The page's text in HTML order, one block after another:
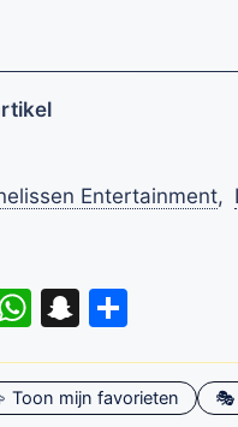
Entertainment,
WhatsApp
Snapchat
Toon mijn favorieten